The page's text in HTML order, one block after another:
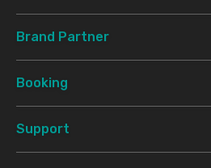
Brand Partner
Booking
Support